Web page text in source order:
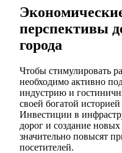
перспективы
города
Чтобы стимулировать
необходимо активно
индустрию и
своей богатой
Инвестиции в
дорог и создание
значительно повысят
посетителей.